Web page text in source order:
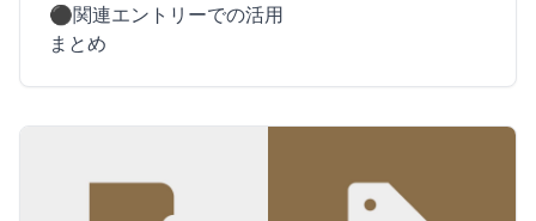
⚫︎関連エントリーでの活用
まとめ